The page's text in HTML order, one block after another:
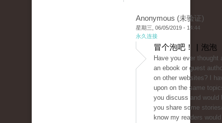
Anonymous (未验证)
星期三, 06/05/2019 - 14:44
永久连接
冒个泡吧！ | 泡泡
Have you ever thought
an ebook or guest
on other websites? I
upon on the same
you discuss and would
you share some
know my readers